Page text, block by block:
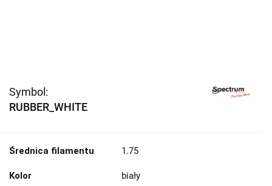
Symbol:
RUBBER_WHITE
Średnica filamentu 1.75
Kolor biały